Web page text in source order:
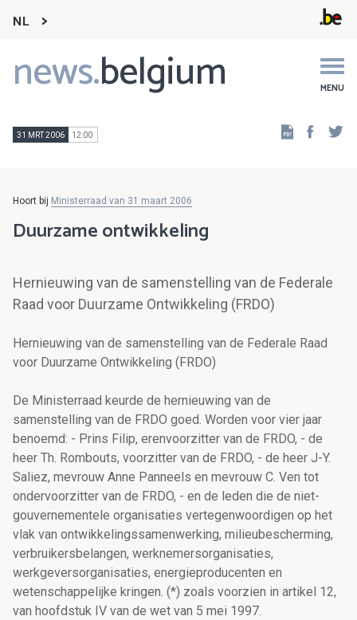
NL
news.belgium MENU
Main
navigation
31 MRT 2006 12:00
Hoort bij Ministerraad van 31 maart 2006
Duurzame ontwikkeling
Hernieuwing van de samenstelling van de Federale
Raad voor Duurzame Ontwikkeling (FRDO)
Hernieuwing van de samenstelling van de Federale Raad
voor Duurzame Ontwikkeling (FRDO)
De Ministerraad keurde de hernieuwing van de
samenstelling van de FRDO goed. Worden voor vier jaar
benoemd: - Prins Filip, erenvoorzitter van de FRDO, - de
heer Th. Rombouts, voorzitter van de FRDO, - de heer J-Y.
Saliez, mevrouw Anne Panneels en mevrouw C. Ven tot
ondervoorzitter van de FRDO, - en de leden die de niet-
gouvernementele organisaties vertegenwoordigen op het
vlak van ontwikkelingssamenwerking, milieubescherming,
verbruikersbelangen, werknemersorganisaties,
werkgeversorganisaties, energieproducenten en
wetenschappelijke kringen. (*) zoals voorzien in artikel 12,
van hoofdstuk IV van de wet van 5 mei 1997.